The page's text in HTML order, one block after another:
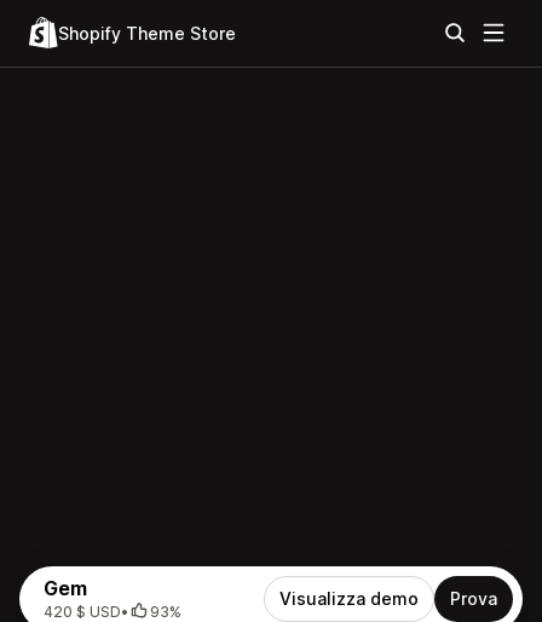
Shopify Theme Store
Gem
420 $ USD• 93%
Visualizza demo Prova